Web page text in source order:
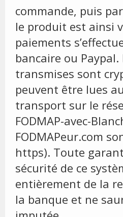
commande, puis
le produit est ainsi
paiements
bancaire ou
transmises sont
peuvent être lues
transport sur le
FODMAP-avec-
FODMAPeur.com
https). Toute
sécurité de ce
entièrement de la
la banque et ne